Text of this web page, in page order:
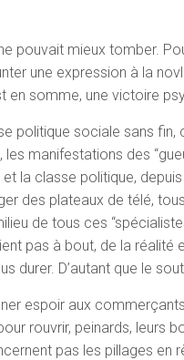
pouvait mieux tomber.
une expression à la
en somme, une victoire
politique sociale sans
les manifestations des
la classe politique,
des plateaux de télé,
de tous ces
pas à bout, de la
durer. D’autant que le
espoir aux
rouvrir, peinards, leurs
pas les pillages en